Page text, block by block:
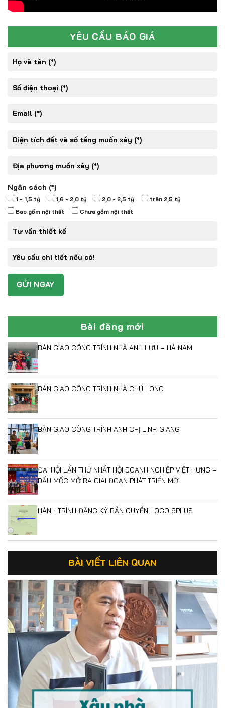
YÊU CẦU BÁO GIÁ
Ngân sách (*)
1 - 1,5 tỷ 1,6 - 2,0 tỷ 2,0 - 2,5 tỷ
trên 2,5 tỷ
Bao gồm nội thất
Chưa gồm nội thất
Bài đăng mới
BÀN GIAO CÔNG TRÌNH NHÀ ANH LƯU – HÀ NAM
BÀN GIAO CÔNG TRÌNH NHÀ CHÚ LONG
BÀN GIAO CÔNG TRÌNH ANH CHỊ LINH-GIANG
ĐẠI HỘI LẦN THỨ NHẤT HỘI DOANH NGHIỆP VIỆT HƯNG –
DẤU MỐC MỞ RA GIAI ĐOẠN PHÁT TRIỂN MỚI
HÀNH TRÌNH ĐĂNG KÝ BẢN QUYỀN LOGO 9PLUS
BÀI VIẾT LIÊN QUAN